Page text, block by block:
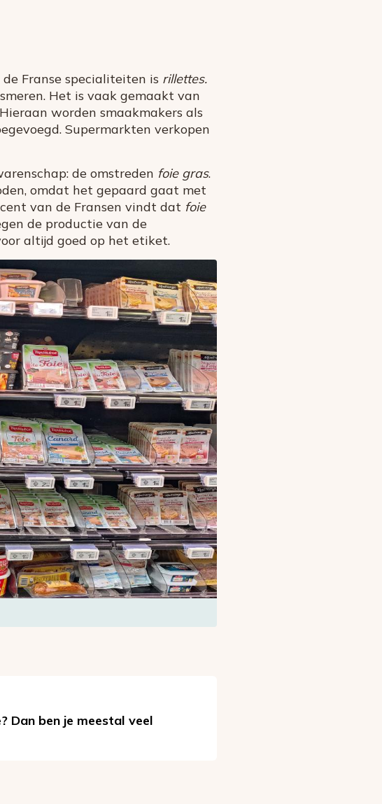
Franse specialiteiten is rillettes.
Het is vaak gemaakt van
worden smaakmakers als
Supermarkten verkopen
de omstreden foie gras.
omdat het gepaard gaat met
van de Fransen vindt dat foie
de productie van de
altijd goed op het etiket.
Dan ben je meestal veel